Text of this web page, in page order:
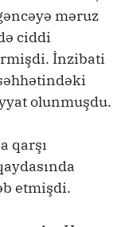
məruz
ciddi
İnzibati
olunmuşdu.
qarşı
etmişdi.